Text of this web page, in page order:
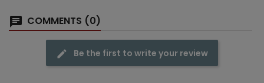
COMMENTS (0)
Be the first to write your review